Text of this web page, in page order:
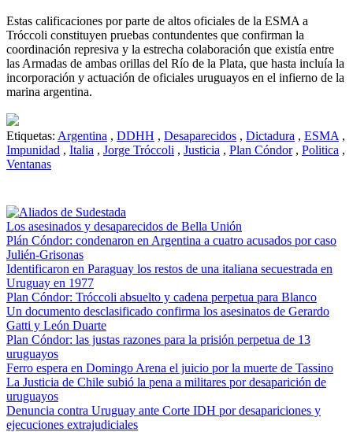
Estas calificaciones por parte de altos oficiales de la ESMA a
Tróccoli constituyen pruebas contundentes que confirman la
coordinación represiva y la estrecha colaboración que existía entre
las Armadas de ambas orillas del Río de la Plata, que hasta incluía la
incorporación y actuación de oficiales uruguayos en el infierno de la
marina argentina.
Etiquetas: Argentina , DDHH , Desaparecidos , Dictadura , ESMA ,
Impunidad , Italia , Jorge Tróccoli , Justicia , Plan Cóndor , Politica ,
Ventanas
Los asesinados y desaparecidos de Bella Unión
Plán Cóndor: condenaron en Argentina a cuatro acusados por caso
Julién-Grisonas
Identificaron en Paraguay los restos de una italiana secuestrada en
Uruguay en 1977
Plan Cóndor: Tróccoli absuelto y cadena perpetua para Blanco
Un documento desclasificado confirma los asesinatos de Gerardo
Gatti y León Duarte
Plan Cóndor: las justas razones para la prisión perpetua de 13
uruguayos
Ferro espera en Domingo Arena el juicio por la muerte de Tassino
La Justicia de Chile subió la pena a militares por desaparición de
uruguayos
Denuncia contra Uruguay ante Corte IDH por desapariciones y
ejecuciones extrajudiciales